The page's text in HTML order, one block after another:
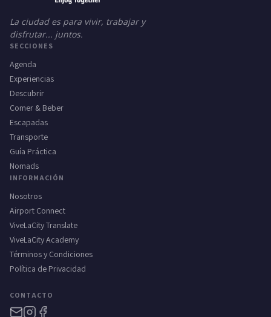
La ciudad es para vivir, trabajar y
disfrutar... juntos.
SECCIONES
Agenda
Experiencias
Descubrir
Comer & Beber
Escapadas
Transporte
Guía Práctica
Nomads
INFORMACIÓN
Nosotros
Airport Connect
ViveLaCity Translate
ViveLaCity Academy
Términos y Condiciones
Política de Privacidad
CONTACTO